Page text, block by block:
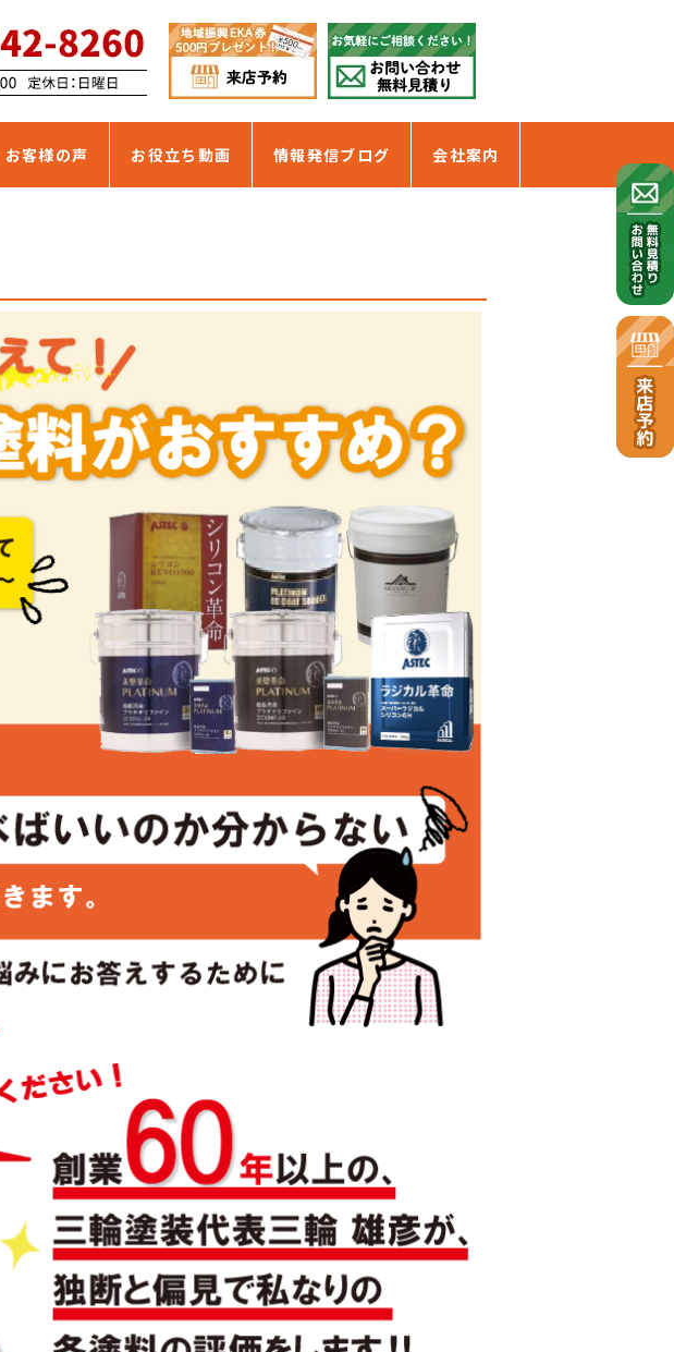
お客様の声 お役立ち動画 情報発信ブログ 会社案内